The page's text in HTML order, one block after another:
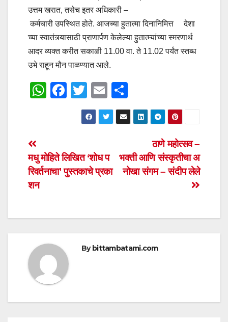
उत्तम खरात, तसेच इतर अधिकारी –
कर्मचारी उपस्थित होते. आजच्या हुतात्मा दिनानिमित्त देशा
च्या स्वातंत्र्यासाठी प्राणार्पण केलेल्या हुतात्म्यांच्या स्मरणार्थ
आदर व्यक्त करीत सकाळी 11.00 वा. ते 11.02 पर्यंत स्तब्ध
उभे राहून मौन पाळण्यात आले.
W
A
p
F
b
o
T
wi
tt
E
m
ail
h
ar
Post
navigation
ठाणे महोत्सव –
भक्ती आणि संस्कृतीचा अ
नोखा संगम – संदीप लेले
मधु मोहिते लिखित ‘शोध प
रिवर्तनाचा’ पुस्तकाचे प्रका
शन
Bybittambatami.com